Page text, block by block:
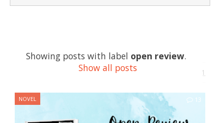
Showing posts with label open review.
Show all posts
Diary Harumpuspita November 12, 2021
NOVEL 13